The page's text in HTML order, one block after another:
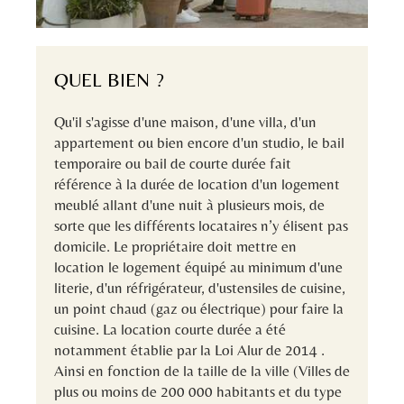
QUEL BIEN ?
Qu'il s'agisse d'une maison, d'une villa, d'un
appartement ou bien encore d'un studio, le bail
temporaire ou bail de courte durée fait
référence à la durée de location d'un logement
meublé allant d'une nuit à plusieurs mois, de
sorte que les différents locataires n’y élisent pas
domicile. Le propriétaire doit mettre en
location le logement équipé au minimum d'une
literie, d'un réfrigérateur, d'ustensiles de cuisine,
un point chaud (gaz ou électrique) pour faire la
cuisine. La location courte durée a été
notamment établie par la Loi Alur de 2014 .
Ainsi en fonction de la taille de la ville (Villes de
plus ou moins de 200 000 habitants et du type